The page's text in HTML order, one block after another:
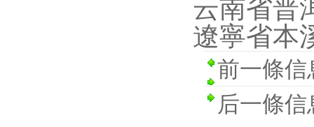
云南省普
遼寧省本
前一條
后一條信